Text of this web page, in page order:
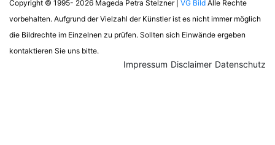
Copyright © 1995- 2026 Mageda Petra Stelzner | VG Bild Alle Rechte
vorbehalten. Aufgrund der Vielzahl der Künstler ist es nicht immer möglich
die Bildrechte im Einzelnen zu prüfen. Sollten sich Einwände ergeben
kontaktieren Sie uns bitte.
Datenschutz
Disclaimer
Impressum